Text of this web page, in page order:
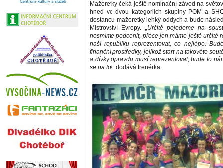
Mažoretky čeká ještě nominační závod na
hned ve dvou kategoriích skupiny POM a
dostanou mažoretky lehký oddych a bude
Mistrovství Evropy. „Určitě pojedeme na
nesmíme podcenit, přece jen máme ještě určité
naší republiku reprezentovat, co nejlépe.
finanční prostředky, jelikož start na takovéto
a dívky opravdu musí reprezentovat, bude to
se na to!“dodává trenérka.